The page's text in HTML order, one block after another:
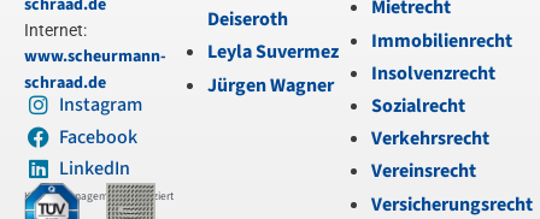
Internet:
www.scheurmann-
schraad.de
Instagram
Facebook
LinkedIn
Kanzleimanagement zertifiziert
Deiseroth
Leyla Suvermez
Jürgen Wagner
Mietrecht
Immobilienrecht
Insolvenzrecht
Sozialrecht
Verkehrsrecht
Vereinsrecht
Versicherungsrecht